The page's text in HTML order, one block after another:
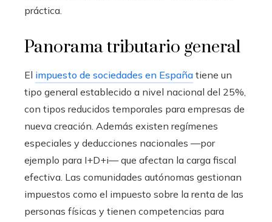
práctica.
Panorama tributario general
El impuesto de sociedades en España tiene un
tipo general establecido a nivel nacional del 25%,
con tipos reducidos temporales para empresas de
nueva creación. Además existen regímenes
especiales y deducciones nacionales —por
ejemplo para I+D+i— que afectan la carga fiscal
efectiva. Las comunidades autónomas gestionan
impuestos como el impuesto sobre la renta de las
personas físicas y tienen competencias para